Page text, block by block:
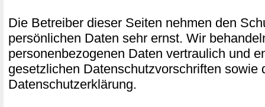
Die Betreiber dieser Seiten nehmen den
persönlichen Daten sehr ernst. Wir
personenbezogenen Daten vertraulich und
gesetzlichen Datenschutzvorschriften sowie
Datenschutzerklärung.